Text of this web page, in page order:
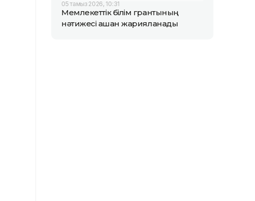
05 тамыз 2026, 10:31
Мемлекеттік білім грантының
нәтижесі қашан жарияланады